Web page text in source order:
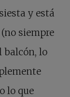
y está
siempre
balcón, lo
lo que